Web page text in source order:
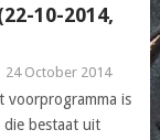
10-2014,
24 October 2014
voorprogramma is
die bestaat uit